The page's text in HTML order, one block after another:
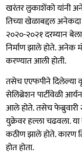
खरंतर लुकाशेंको यांनी
तिच्या खेळाबद्दल अनेकदा
२०२०-२०२१ दरम्यान
निर्माण झाले होते. अनेक
करण्यात आली होती.
तसेच एएफपीने दिलेल्या
सेलिब्रेशन पार्टीवेळी
आले होते. तसेच फेब्रुवारी
युक्रेवर हल्ला चढवला.
कठीण झाले होते. कारण
होत होता.